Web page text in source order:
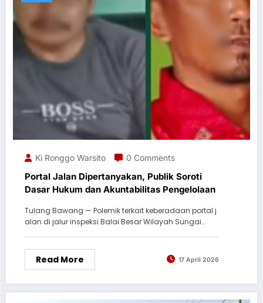
Ki Ronggo Warsito 0 Comments
Portal Jalan Dipertanyakan, Publik Soroti
Dasar Hukum dan Akuntabilitas Pengelolaan
Tulang Bawang — Polemik terkait keberadaan portal j
alan di jalur inspeksi Balai Besar Wilayah Sungai…
Read More 17 April 2026